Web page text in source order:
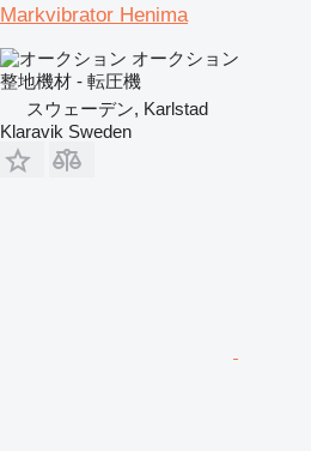
Markvibrator Henima
オークション
整地機材 - 転圧機
スウェーデン, Karlstad
Klaravik Sweden